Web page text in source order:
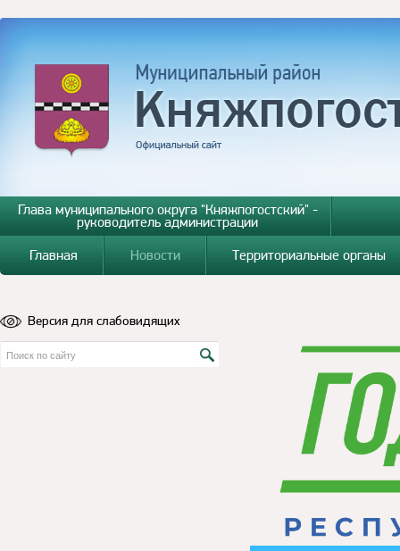
Глава муниципального округа "Княжпогостский" -
руководитель администрации
Главная
Новости Территориальные органы
Версия для слабовидящих